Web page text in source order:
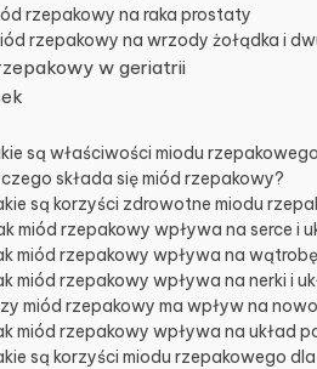
rzepakowy na raka prostaty
rzepakowy na wrzody żołądka i
w geriatrii
są właściwości miodu
czego składa się miód rzepakowy?
są korzyści zdrowotne miodu
miód rzepakowy wpływa na serce i
miód rzepakowy wpływa na
miód rzepakowy wpływa na nerki i
miód rzepakowy ma wpływ na
miód rzepakowy wpływa na układ
są korzyści miodu rzepakowego